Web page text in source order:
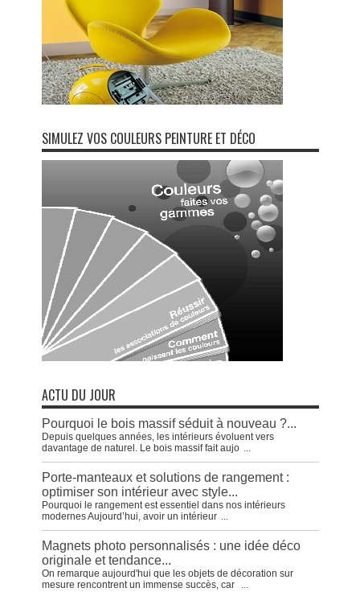
SIMULEZ VOS COULEURS PEINTURE ET DÉCO
ACTU DU JOUR
Pourquoi le bois massif séduit à nouveau ?...
Depuis quelques années, les intérieurs évoluent vers
davantage de naturel. Le bois massif fait aujo ...
Porte-manteaux et solutions de rangement :
optimiser son intérieur avec style...
Pourquoi le rangement est essentiel dans nos intérieurs
modernes Aujourd’hui, avoir un intérieur ...
Magnets photo personnalisés : une idée déco
originale et tendance...
On remarque aujourd'hui que les objets de décoration sur
mesure rencontrent un immense succès, car
...